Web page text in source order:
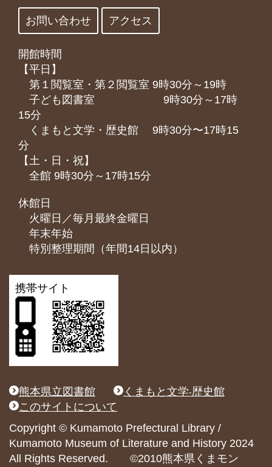
お問い合わせ アクセス
開館時間
【平日】
第１閲覧室・第２閲覧室 9時30分～19時
子ども図書室 9時30分～17時
15分
くまもと⽂学・歴史館 9時30分〜17時15
分
【土・日・祝】
全館 9時30分～17時15分
休館日
火曜日／毎月最終金曜日
年末年始
特別整理期間（年間14日以内）
携帯サイト
熊本県立図書館
くまもと文学‧歴史館
このサイトについて
Copyright © Kumamoto Prefectural Library /
Kumamoto Museum of Literature and History 2024
All Rights Reserved. ©2010熊本県くまモン